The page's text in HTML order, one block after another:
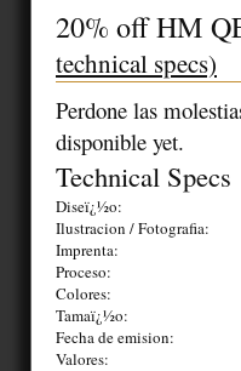
20% off HM
technical specs)
Perdone las
disponible yet.
Technical Specs
Diseï¿½o:
Ilustracion / Fotografia:
Imprenta:
Proceso:
Colores:
Tamaï¿½o:
Fecha de emision:
Valores: